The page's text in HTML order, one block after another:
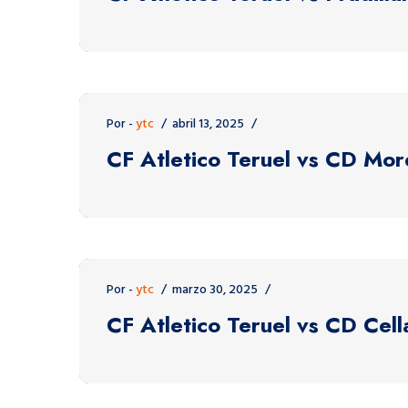
Por -ytc abril 13, 2025
CF Atletico Teruel vs CD
Por -ytc marzo 30, 2025
CF Atletico Teruel vs CD